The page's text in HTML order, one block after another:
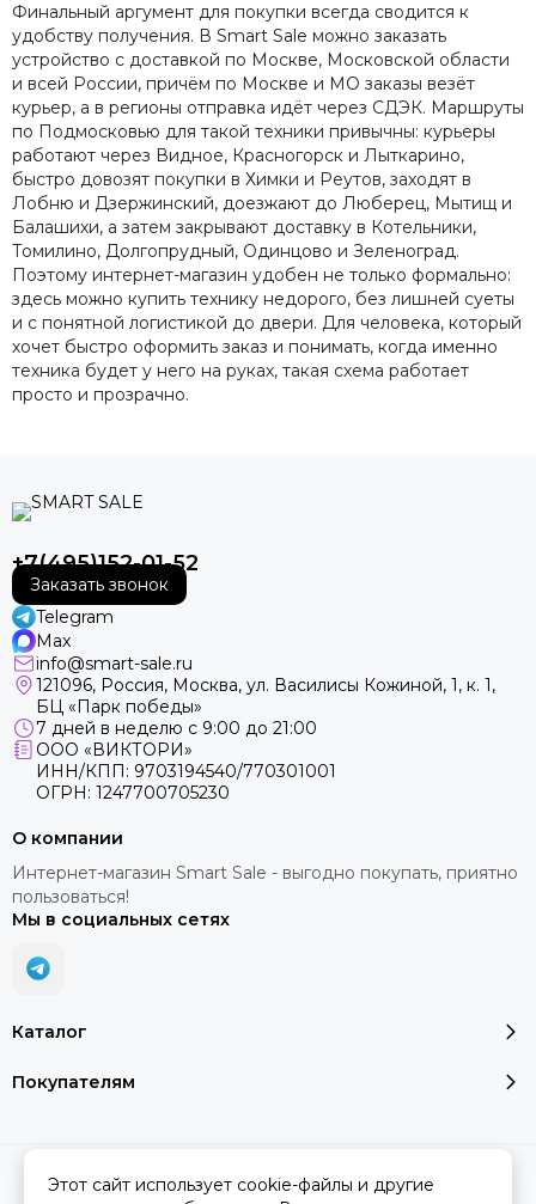
Финальный аргумент для покупки всегда сводится к
удобству получения. В Smart Sale можно заказать
устройство с доставкой по Москве, Московской области
и всей России, причём по Москве и МО заказы везёт
курьер, а в регионы отправка идёт через СДЭК. Маршруты
по Подмосковью для такой техники привычны: курьеры
работают через Видное, Красногорск и Лыткарино,
быстро довозят покупки в Химки и Реутов, заходят в
Лобню и Дзержинский, доезжают до Люберец, Мытищ и
Балашихи, а затем закрывают доставку в Котельники,
Томилино, Долгопрудный, Одинцово и Зеленоград.
Поэтому интернет-магазин удобен не только формально:
здесь можно купить технику недорого, без лишней суеты
и с понятной логистикой до двери. Для человека, который
хочет быстро оформить заказ и понимать, когда именно
техника будет у него на руках, такая схема работает
просто и прозрачно.
+7(495)152-01-52
Заказать звонок
Telegram
Max
info@smart-sale.ru
121096, Россия, Москва, ул. Василисы Кожиной, 1, к. 1,
БЦ «Парк победы»
7 дней в неделю с 9:00 до 21:00
ООО «ВИКТОРИ»
ИНН/КПП: 9703194540/770301001
ОГРН: 1247700705230
Каталог
Покупателям
О компании
Интернет-магазин Smart Sale - выгодно покупать, приятно
пользоваться!
Мы в социальных сетях
2026 © SMART SALE.Карта сайта
Этот сайт использует cookie-файлы и другие